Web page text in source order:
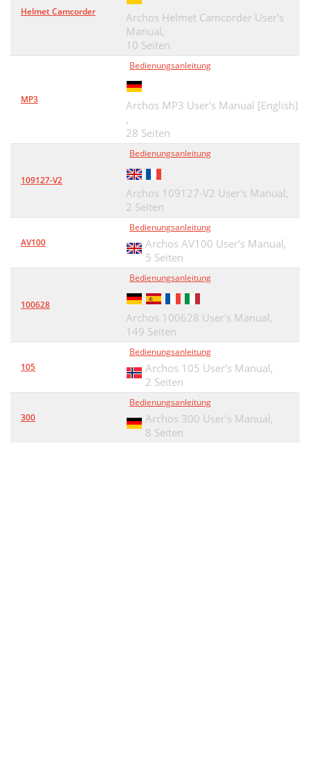
Helmet Camcorder
Archos Helmet Camcorder User's
Manual,
10 Seiten
MP3
Bedienungsanleitung
Archos MP3 User's Manual [English]
,
28 Seiten
109127-V2
Bedienungsanleitung
Archos 109127-V2 User's Manual,
2 Seiten
AV100
Bedienungsanleitung
Archos AV100 User's Manual,
5 Seiten
100628
Bedienungsanleitung
Archos 100628 User's Manual,
149 Seiten
105
Bedienungsanleitung
Archos 105 User's Manual,
2 Seiten
300
Bedienungsanleitung
Archos 300 User's Manual,
8 Seiten